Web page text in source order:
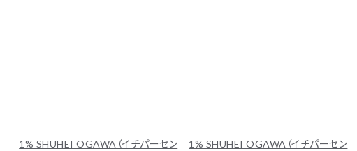
1% SHUHEI OGAWA（イチパーセン
1% SHUHEI OGAWA（イチパーセン